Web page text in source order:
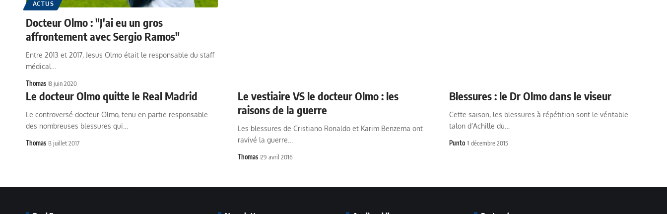
ACTUS
Docteur Olmo : "J'ai eu un gros
affrontement avec Sergio Ramos"
Entre 2013 et 2017, Jesus Olmo était le responsable du staff
médical…
Thomas 8 juin 2020
Le docteur Olmo quitte le Real Madrid
Le controversé docteur Olmo, tenu en partie responsable
des nombreuses blessures qui…
Thomas 3 juillet 2017
Le vestiaire VS le docteur Olmo : les
raisons de la guerre
Les blessures de Cristiano Ronaldo et Karim Benzema ont
ravivé la guerre…
Thomas 29 avril 2016
Blessures : le Dr Olmo dans le viseur
Cette saison, les blessures à répétition sont le véritable
talon d’Achille du…
Punto 1 décembre 2015